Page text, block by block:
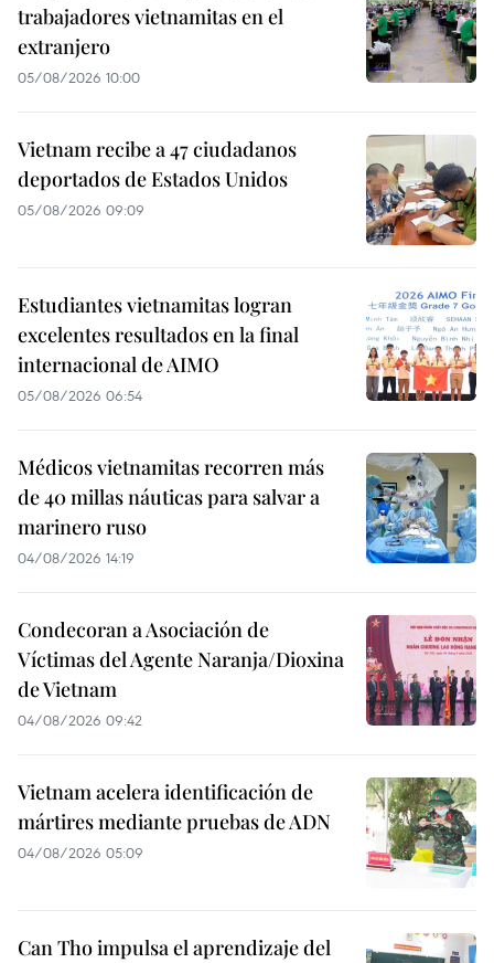
trabajadores vietnamitas en el
extranjero
05/08/2026 10:00
Vietnam recibe a 47 ciudadanos
deportados de Estados Unidos
05/08/2026 09:09
Estudiantes vietnamitas logran
excelentes resultados en la final
internacional de AIMO
05/08/2026 06:54
Médicos vietnamitas recorren más
de 40 millas náuticas para salvar a
marinero ruso
04/08/2026 14:19
Condecoran a Asociación de
Víctimas del Agente Naranja/Dioxina
de Vietnam
04/08/2026 09:42
Vietnam acelera identificación de
mártires mediante pruebas de ADN
04/08/2026 05:09
Can Tho impulsa el aprendizaje del